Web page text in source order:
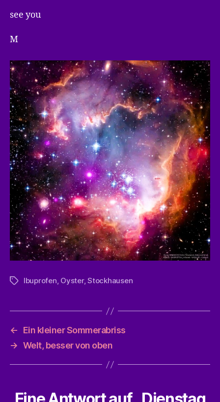
see you
M
Schlagwörter
Ibuprofen, Oyster,Stockhausen
←
Ein kleiner Sommerabriss
→ Welt, besser von oben